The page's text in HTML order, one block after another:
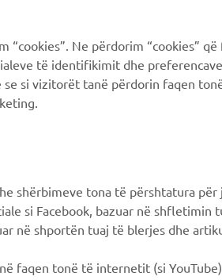
Prenota la manutenzione
Concessionari ufficiali
Ne përdorim “cookies” që
të identifikimit dhe
si vizitorët tanë përdorin faqen
shërbimeve tona të përshtatura për
si Facebook, bazuar në shfletimin
në shportën tuaj të blerjes dhe
faqen tonë të internetit (si